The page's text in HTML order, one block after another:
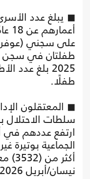
◼ يبلغ عدد
على سجني
طفلتان في سجن
طفلًا.
◼ المعتقلون
سلطات
ارتفع عددهم في
الجماعية بوتيرة
نيسان/أبريل 2026، من بينهم نساء وأطفال.